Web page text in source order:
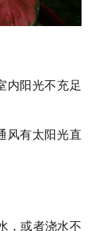
内阳光不充足
风有太阳光直
，或者浇水不